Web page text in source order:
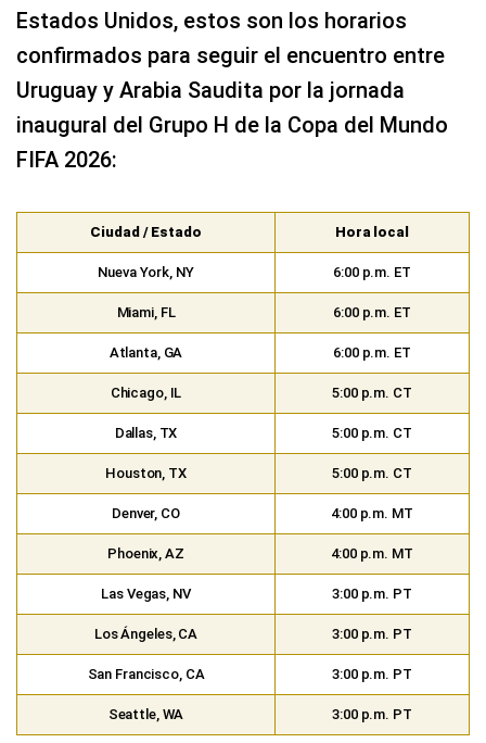
Estados Unidos, estos son los horarios
confirmados para seguir el encuentro entre
Uruguay y Arabia Saudita por la jornada
inaugural del Grupo H de la Copa del Mundo
FIFA 2026:
Ciudad / Estado Hora local
Nueva York, NY 6:00 p.m. ET
Miami, FL 6:00 p.m. ET
Atlanta, GA 6:00 p.m. ET
Chicago, IL 5:00 p.m. CT
Dallas, TX 5:00 p.m. CT
Houston, TX 5:00 p.m. CT
Denver, CO 4:00 p.m. MT
Phoenix, AZ 4:00 p.m. MT
Las Vegas, NV 3:00 p.m. PT
Los Ángeles, CA 3:00 p.m. PT
San Francisco, CA 3:00 p.m. PT
Seattle, WA 3:00 p.m. PT